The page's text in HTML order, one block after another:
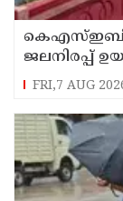
ജലനിരപ്പ്
FRI,7 AUG